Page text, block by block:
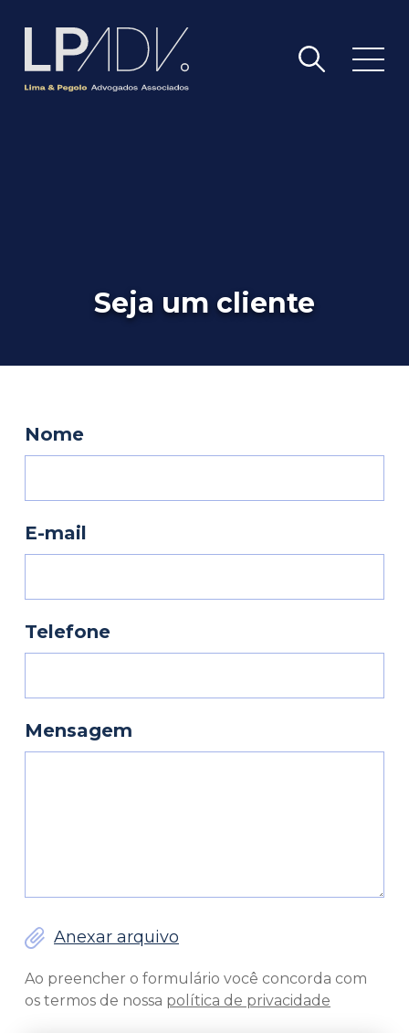
Seja um cliente
Nome
E-mail
Telefone
Mensagem
Anexar arquivo
Ao preencher o formulário você concorda com
os termos de nossa política de privacidade